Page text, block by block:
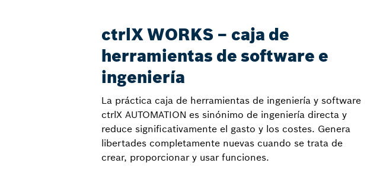
ctrlX WORKS – caja de
herramientas de software e
ingeniería
La práctica caja de herramientas de ingeniería y software
ctrlX AUTOMATION es sinónimo de ingeniería directa y
reduce significativamente el gasto y los costes. Genera
libertades completamente nuevas cuando se trata de
crear, proporcionar y usar funciones.